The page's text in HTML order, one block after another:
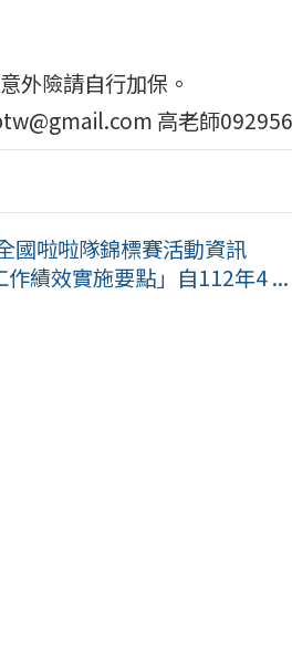
外險請自行加保。
高老師
國啦啦隊錦標賽活動資訊
績效實施要點」自112年4 ...